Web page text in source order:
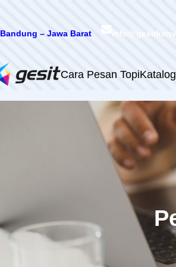
Bandung – Jawa Barat
Cara Pesan Topi